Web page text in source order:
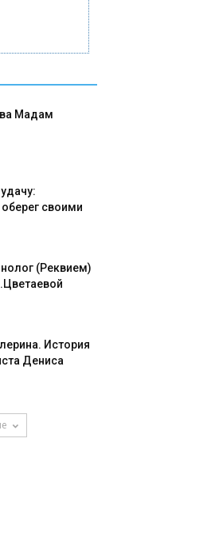
Мадам
своими
(Реквием)
История
Дениса